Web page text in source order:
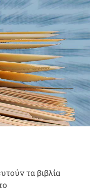
τα βιβλία